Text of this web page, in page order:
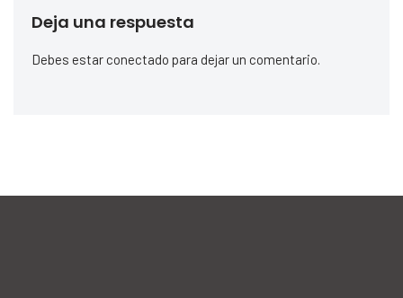
Deja una respuesta
Debes estar conectado para dejar un comentario.